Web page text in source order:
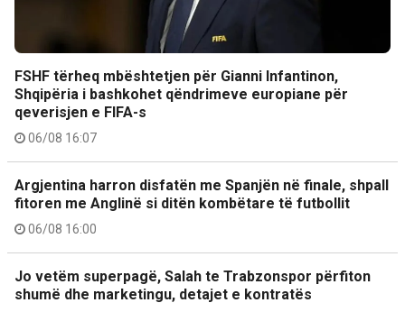
FSHF tërheq mbështetjen për Gianni Infantinon,
Shqipëria i bashkohet qëndrimeve europiane për
qeverisjen e FIFA-s
06/08 16:07
Argjentina harron disfatën me Spanjën në finale, shpall
fitoren me Anglinë si ditën kombëtare të futbollit
06/08 16:00
Jo vetëm superpagë, Salah te Trabzonspor përfiton
shumë dhe marketingu, detajet e kontratës